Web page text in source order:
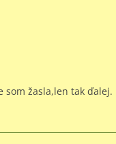
som žasla,len tak ďalej.